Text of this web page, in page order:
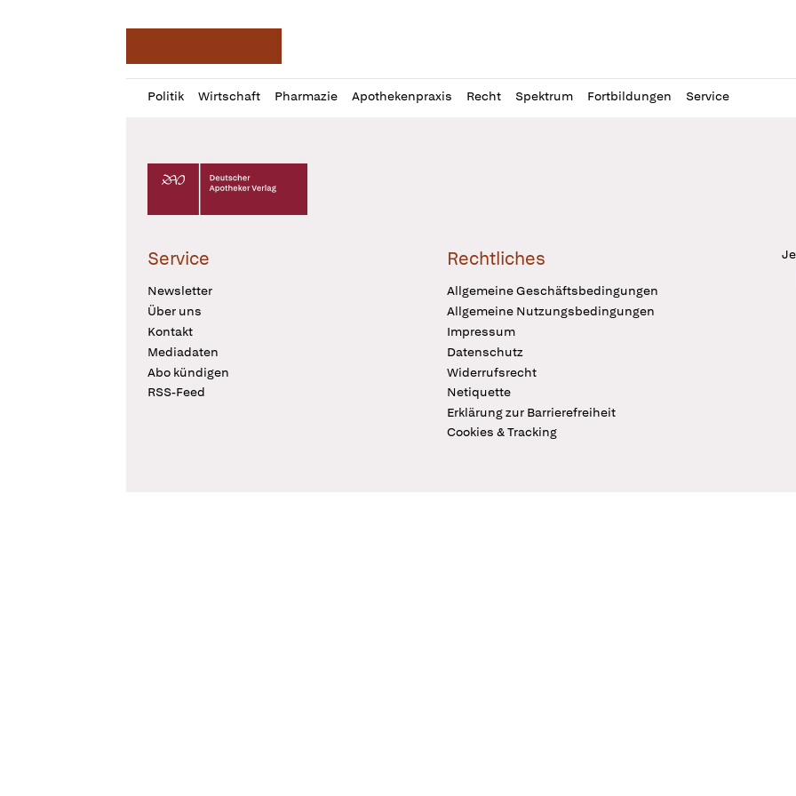
Politik Wirtschaft Pharmazie Apothekenpraxis Recht Spektrum Fortbildungen Service
Profil
öffnen
Daz
Pur
Deutscher Apotheker Verlag Logo
Service
Newsletter
Über uns
Kontakt
Mediadaten
Abo kündigen
RSS-Feed
Rechtliches
Allgemeine Geschäftsbedingungen
Allgemeine Nutzungsbedingungen
Impressum
Datenschutz
Widerrufsrecht
Netiquette
Erklärung zur Barrierefreiheit
Cookies & Tracking